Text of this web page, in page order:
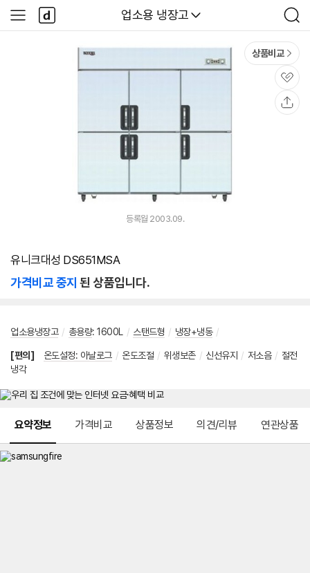
다나와
업소용 냉장고
검
색
사
이
다
나
와
상품비교
관
심
등록월 2003.09.
유니크대성 DS651MSA
가격비교 중지 된 상품입니다.
업소용냉장고 / 총용량: 1600L / 스탠드형 / 냉장+냉동 /
[편의] 온도설정: 아날로그 / 온도조절 / 위생보존 / 신선유지 / 저소음 / 절전
냉각
요약정보 가격비교 상품정보 의견/리뷰 연관상품